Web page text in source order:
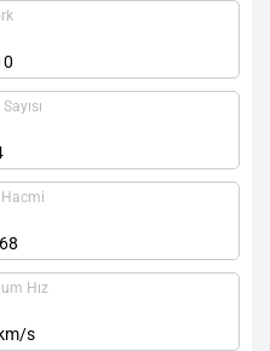
Hız
s